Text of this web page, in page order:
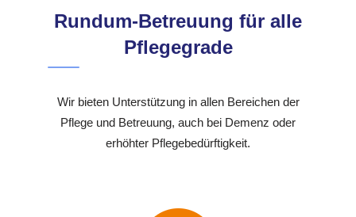
Rundum-Betreuung für alle
Pflegegrade
Wir bieten Unterstützung in allen Bereichen der
Pflege und Betreuung, auch bei Demenz oder
erhöhter Pflegebedürftigkeit.